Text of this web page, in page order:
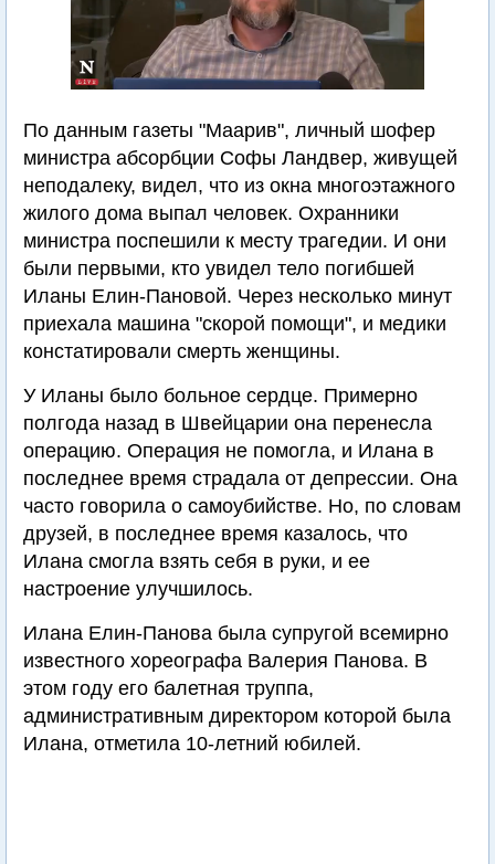
По данным газеты "Маарив", личный шофер
министра абсорбции Софы Ландвер, живущей
неподалеку, видел, что из окна многоэтажного
жилого дома выпал человек. Охранники
министра поспешили к месту трагедии. И они
были первыми, кто увидел тело погибшей
Иланы Елин-Пановой. Через несколько минут
приехала машина "скорой помощи", и медики
констатировали смерть женщины.
У Иланы было больное сердце. Примерно
полгода назад в Швейцарии она перенесла
операцию. Операция не помогла, и Илана в
последнее время страдала от депрессии. Она
часто говорила о самоубийстве. Но, по словам
друзей, в последнее время казалось, что
Илана смогла взять себя в руки, и ее
настроение улучшилось.
Илана Елин-Панова была супругой всемирно
известного хореографа Валерия Панова. В
этом году его балетная труппа,
административным директором которой была
Илана, отметила 10-летний юбилей.